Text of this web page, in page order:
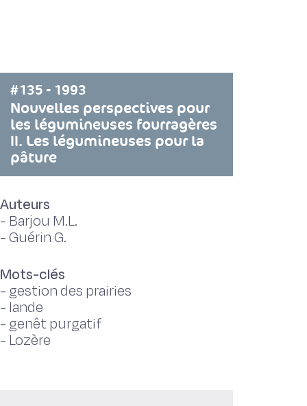
#135 - 1993
Nouvelles perspectives pour
les légumineuses fourragères
II. Les légumineuses pour la
pâture
Auteurs
- Barjou M.L.
-Guérin G.
Mots-clés
- gestion des prairies
- lande
- genêt purgatif
- Lozère